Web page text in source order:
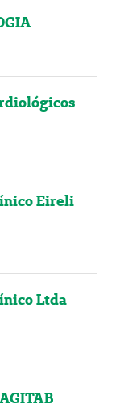
Eireli
Ltda